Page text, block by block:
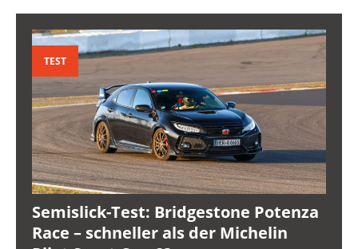
TEST
Semislick-Test: Bridgestone Potenza
Race – schneller als der Michelin